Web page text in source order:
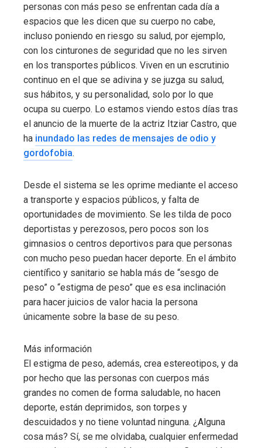
personas con más peso se enfrentan cada día a
espacios que les dicen que su cuerpo no cabe,
incluso poniendo en riesgo su salud, por ejemplo,
con los cinturones de seguridad que no les sirven
en los transportes públicos. Viven en un escrutinio
continuo en el que se adivina y se juzga su salud,
sus hábitos, y su personalidad, solo por lo que
ocupa su cuerpo. Lo estamos viendo estos días tras
el anuncio de la muerte de la actriz Itziar Castro, que
ha inundado las redes de mensajes de odio y
gordofobia.
Desde el sistema se les oprime mediante el acceso
a transporte y espacios públicos, y falta de
oportunidades de movimiento. Se les tilda de poco
deportistas y perezosos, pero pocos son los
gimnasios o centros deportivos para que personas
con mucho peso puedan hacer deporte. En el ámbito
científico y sanitario se habla más de “sesgo de
peso” o “estigma de peso” que es esa inclinación
para hacer juicios de valor hacia la persona
únicamente sobre la base de su peso.
Más información
El estigma de peso, además, crea estereotipos, y da
por hecho que las personas con cuerpos más
grandes no comen de forma saludable, no hacen
deporte, están deprimidos, son torpes y
descuidados y no tiene voluntad ninguna. ¿Alguna
cosa más? Sí, se me olvidaba, cualquier enfermedad